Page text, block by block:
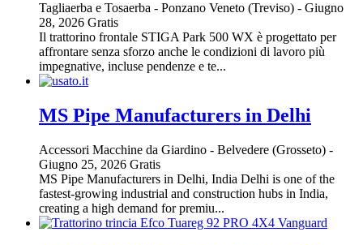
Tagliaerba e Tosaerba - Ponzano Veneto (Treviso) - Giugno
28, 2026 Gratis
Il trattorino frontale STIGA Park 500 WX è progettato per
affrontare senza sforzo anche le condizioni di lavoro più
impegnative, incluse pendenze e te...
MS Pipe Manufacturers in Delhi
Accessori Macchine da Giardino - Belvedere (Grosseto) -
Giugno 25, 2026 Gratis
MS Pipe Manufacturers in Delhi, India Delhi is one of the
fastest-growing industrial and construction hubs in India,
creating a high demand for premiu...